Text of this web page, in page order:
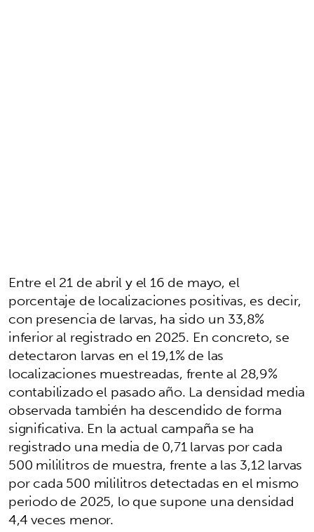
Entre el 21 de abril y el 16 de mayo, el
porcentaje de localizaciones positivas, es decir,
con presencia de larvas, ha sido un 33,8%
inferior al registrado en 2025. En concreto, se
detectaron larvas en el 19,1% de las
localizaciones muestreadas, frente al 28,9%
contabilizado el pasado año. La densidad media
observada también ha descendido de forma
significativa. En la actual campaña se ha
registrado una media de 0,71 larvas por cada
500 mililitros de muestra, frente a las 3,12 larvas
por cada 500 mililitros detectadas en el mismo
periodo de 2025, lo que supone una densidad
4,4 veces menor.